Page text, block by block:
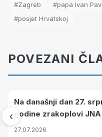
#Zagreb #papa Ivan
#posjet Hrvatskoj
POVEZANI
‹
Na današnji dan 27.
godine zrakoplovi
su vojarnu i obučni
27.07.2026